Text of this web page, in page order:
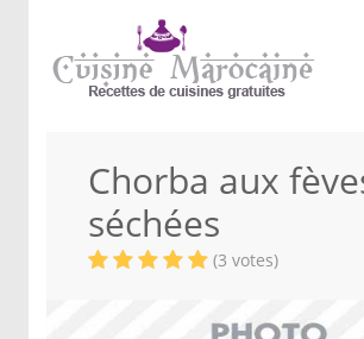
Chorba aux
séchées
(3 votes)